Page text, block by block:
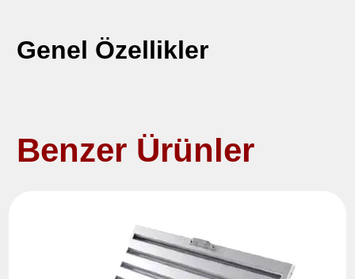
Genel Özellikler
Benzer Ürünler